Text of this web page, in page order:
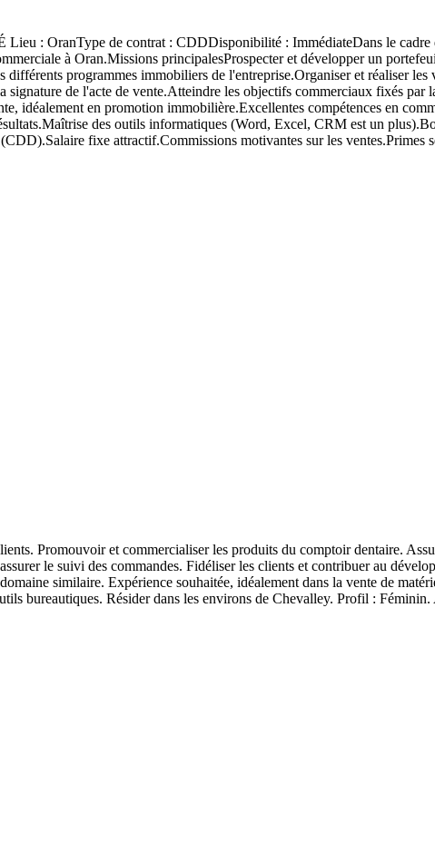
: OranType de contrat : CDDDisponibilité : ImmédiateDans le cadre
à Oran.Missions principalesProspecter et développer un
programmes immobiliers de l'entreprise.Organiser et réaliser
signature de l'acte de vente.Atteindre les objectifs commerciaux fixés
idéalement en promotion immobilière.Excellentes compétences en
des outils informatiques (Word, Excel, CRM est un
fixe attractif.Commissions motivantes sur les
Promouvoir et commercialiser les produits du comptoir dentaire.
le suivi des commandes. Fidéliser les clients et contribuer au
similaire. Expérience souhaitée, idéalement dans la vente de
bureautiques. Résider dans les environs de Chevalley. Profil :